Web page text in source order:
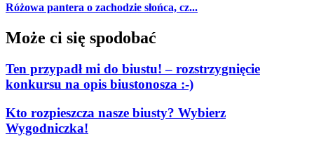
Różowa pantera o zachodzie słońca, cz...
Może ci się spodobać
Ten przypadł mi do biustu! – rozstrzygnięcie
konkursu na opis biustonosza :-)
Kto rozpieszcza nasze biusty? Wybierz
Wygodniczka!